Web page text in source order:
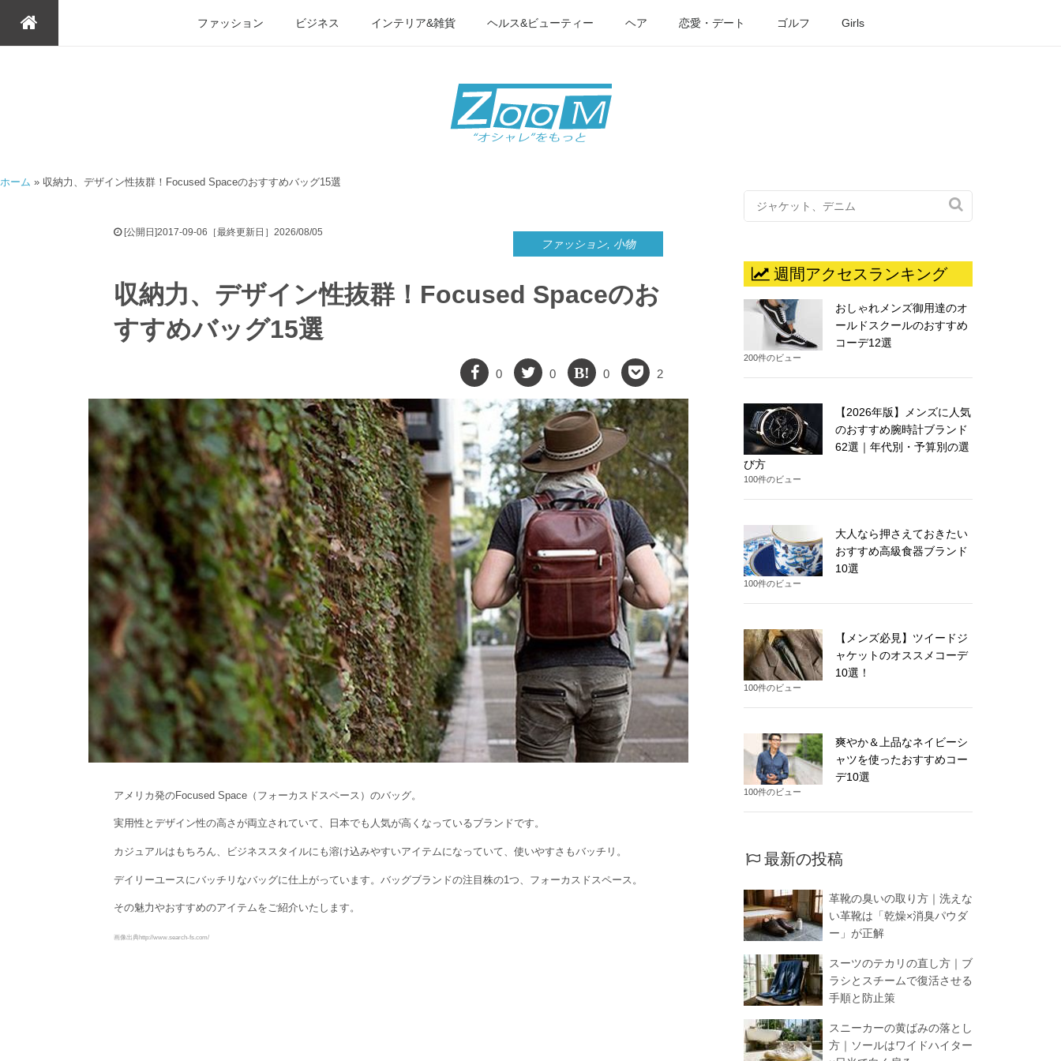
ファッション ビジネス インテリア&雑貨 ヘルス&ビューティー ヘア 恋愛・デート ゴルフ Girls
ホーム » 収納力、デザイン性抜群！Focused Spaceのおすすめバッグ15選
[公開日]2017-09-06［最終更新日］2026/08/05
ファッション 小物
収納力、デザイン性抜群！Focused Spaceのお
すすめバッグ15選
0 0 0 2
アメリカ発のFocused Space（フォーカスドスペース）のバッグ。
実用性とデザイン性の高さが両立されていて、日本でも人気が高くなっているブランドです。
カジュアルはもちろん、ビジネススタイルにも溶け込みやすいアイテムになっていて、使いやすさもバッチリ。
デイリーユースにバッチリなバッグに仕上がっています。バッグブランドの注目株の1つ、フォーカスドスペース。
その魅力やおすすめのアイテムをご紹介いたします。
画像出典http://www.search-fs.com/

週間アクセスランキング
おしゃれメンズ御用達のオ
ールドスクールのおすすめ
コーデ12選
200件のビュー
【2026年版】メンズに人気
のおすすめ腕時計ブランド
62選｜年代別・予算別の選
び方
100件のビュー
大人なら押さえておきたい
おすすめ高級食器ブランド
10選
100件のビュー
【メンズ必見】ツイードジ
ャケットのオススメコーデ
10選！
100件のビュー
爽やか＆上品なネイビーシ
ャツを使ったおすすめコー
デ10選
100件のビュー
最新の投稿
革靴の臭いの取り方｜洗えな
い革靴は「乾燥×消臭パウダ
ー」が正解
スーツのテカリの直し方｜ブ
ラシとスチームで復活させる
手順と防止策
スニーカーの黄ばみの落とし
方｜ソールはワイドハイター